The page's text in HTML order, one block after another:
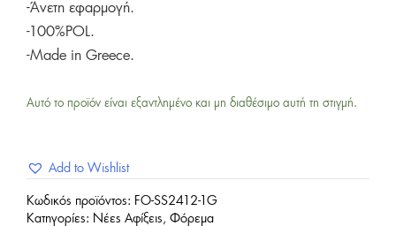
-Άνετη εφαρμογή.
-100%POL.
-Made in Greece.
Αυτό το προϊόν είναι εξαντλημένο και μη διαθέσιμο αυτή τη στιγμή.
Add to Wishlist
Κωδικός προϊόντος: FO-SS2412-1G
Κατηγορίες: Νέες Αφίξεις , Φόρεμα